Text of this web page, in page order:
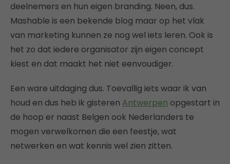
deelnemers en hun eigen branding. Neen, dus.
Mashable is een bekende blog maar op het vlak
van marketing kunnen ze nog wel iets leren. Ook is
het zo dat iedere organisator zijn eigen concept
kiest en dat maakt het niet eenvoudiger.
Een ware uitdaging dus. Toevallig iets waar ik van
houd en dus heb ik gisteren Antwerpen opgestart in
de hoop er naast Belgen ook Nederlanders te
mogen verwelkomen die een feestje, wat
netwerken en wat kennis wel zien zitten.